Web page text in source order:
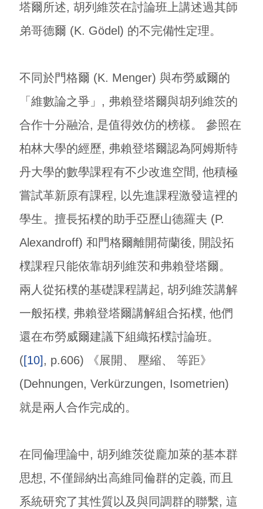
塔爾所述, 胡列維茨在討論班上講述過其師
弟哥德爾 (K. Gödel) 的不完備性定理。
不同於門格爾 (K. Menger) 與布勞威爾的
「維數論之爭」, 弗賴登塔爾與胡列維茨的
合作十分融洽, 是值得效仿的榜樣。 參照在
柏林大學的經歷, 弗賴登塔爾認為阿姆斯特
丹大學的數學課程有不少改進空間, 他積極
嘗試革新原有課程, 以先進課程激發這裡的
學生。擅長拓樸的助手亞歷山德羅夫 (P.
Alexandroff) 和門格爾離開荷蘭後, 開設拓
樸課程只能依靠胡列維茨和弗賴登塔爾。
兩人從拓樸的基礎課程講起, 胡列維茨講解
一般拓樸, 弗賴登塔爾講解組合拓樸, 他們
還在布勞威爾建議下組織拓樸討論班。
([10], p.606) 《展開、 壓縮、 等距》
(Dehnungen, Verkürzungen, Isometrien)
就是兩人合作完成的。
在同倫理論中, 胡列維茨從龐加萊的基本群
思想, 不僅歸納出高維同倫群的定義, 而且
系統研究了其性質以及與同調群的聯繫, 這